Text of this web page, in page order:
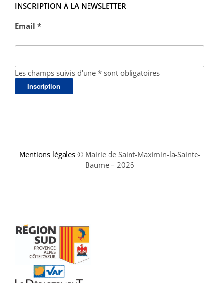
INSCRIPTION À LA NEWSLETTER
Email *
Les champs suivis d'une * sont obligatoires
Mentions légales© Mairie de Saint-Maximin-la-Sainte-
Baume – 2026